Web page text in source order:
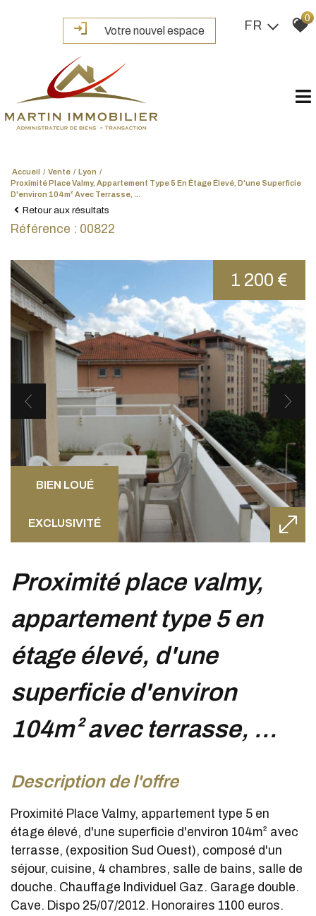
Votre nouvel espace FR
0
Accueil Vente
Lyon
Proximité Place Valmy, Appartement Type 5 En Étage Élevé, D'une Superficie
D'environ 104m² Avec Terrasse, ...
Retour aux résultats
Référence : 00822
BIEN LOUÉ
EXCLUSIVITÉ
1 200 €
proximité place valmy,
appartement type 5 en
étage élevé, d'une
superficie d'environ
104m² avec terrasse, ...
description de l'offre
Proximité Place Valmy, appartement type 5 en
étage élevé, d'une superficie d'environ 104m² avec
terrasse, (exposition Sud Ouest), composé d'un
séjour, cuisine, 4 chambres, salle de bains, salle de
douche. Chauffage Individuel Gaz. Garage double.
Cave. Dispo 25/07/2012. Honoraires 1100 euros.